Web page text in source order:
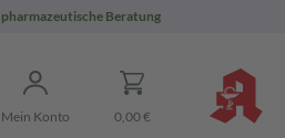
pharmazeutische Beratung
Mein Konto 0,00 €